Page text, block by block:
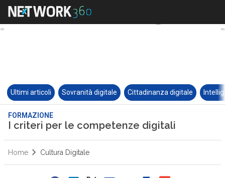
Ultimi articoli Sovranità digitale Cittadinanza digitale
FORMAZIONE
I criteri per le competenze digitali
Home Cultura Digitale